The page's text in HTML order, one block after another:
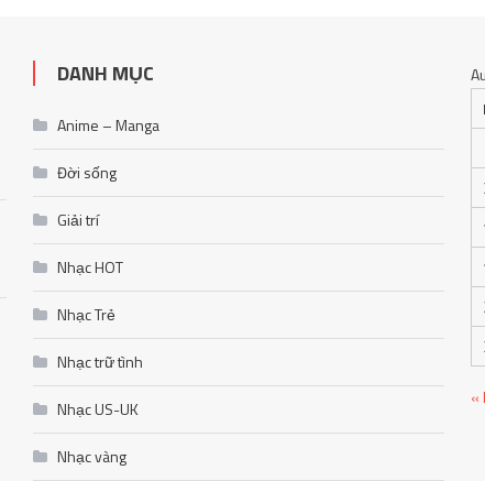
DANH MỤC
Anime – Manga
Đời sống
Giải trí
Nhạc HOT
Nhạc Trẻ
Nhạc trữ tình
Nhạc US-UK
Nhạc vàng
«